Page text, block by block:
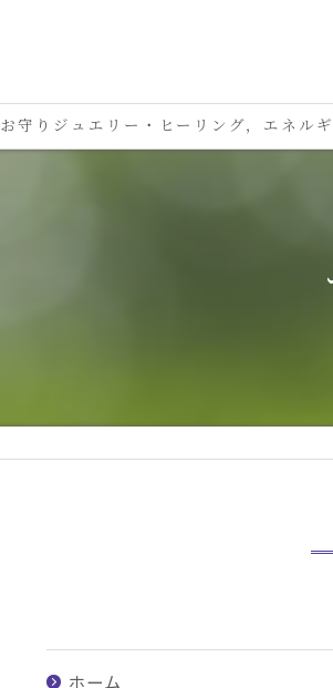
お守りジュエリー・ヒーリング，エネル
ホーム